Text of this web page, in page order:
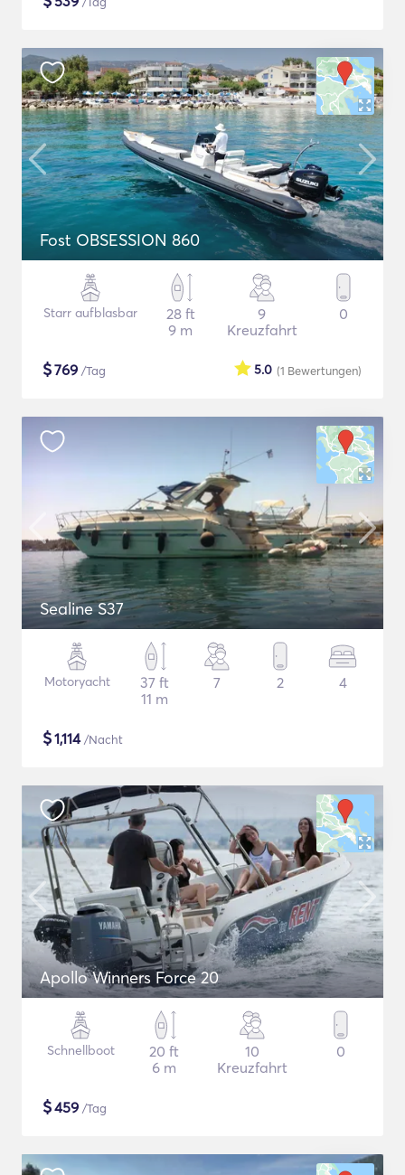
Fost OBSESSION 860
Starr aufblasbar
28 ft
9 m
9
Kreuzfahrt
0
$769 /Tag (1 Bewertungen)
5.0
Sealine S37
Motoryacht
37 ft
11 m
7 2 4
$1,114/Nacht
Apollo Winners Force 20
Schnellboot
20 ft
6 m
10
Kreuzfahrt
0
$459 /Tag